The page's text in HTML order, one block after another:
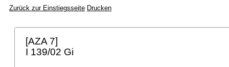
Zurück zur Einstiegsseite Drucken
[AZA 7]
I 139/02 Gi